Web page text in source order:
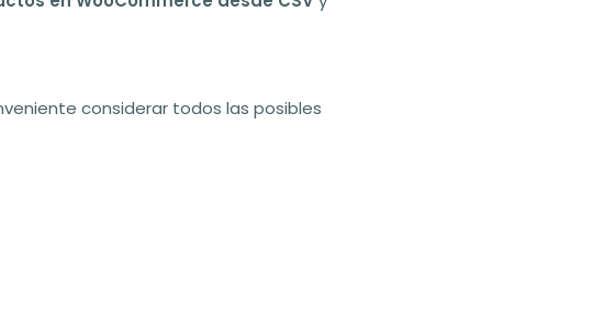
considerar todos las posibles